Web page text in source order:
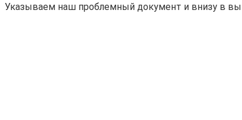
Указываем наш проблемный документ и внизу в